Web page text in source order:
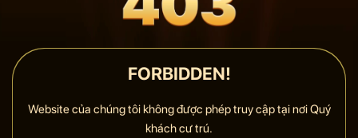
FORBIDDEN!
Website của chúng tôi không được phép truy cập tại nơi Quý
khách cư trú.